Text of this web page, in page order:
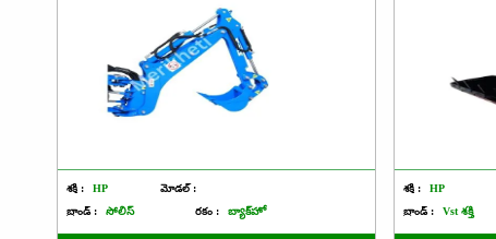
శక్తి : HP
మోడల్ :
బ్రాండ్ :
సోలిస్ రకం : బ్యాక్‌హో
శక్తి : HP
బ్రాండ్ :
Vst శక్తి